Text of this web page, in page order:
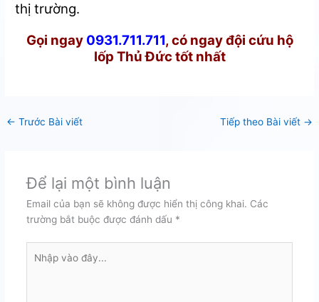
thị trường.
Gọi ngay 0931.711.711, có ngay đội cứu hộ
lốp Thủ Đức tốt nhất
← Trước Bài viết Tiếp theo Bài viết →
Để lại một bình luận
Email của bạn sẽ không được hiển thị công khai. Các
trường bắt buộc được đánh dấu *
vào